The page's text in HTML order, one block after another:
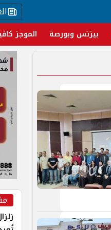
بيزنس وبورصة الموجز